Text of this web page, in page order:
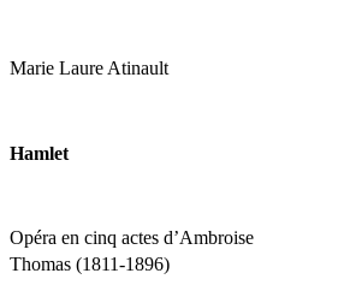
Marie Laure Atinault
Hamlet
Opéra en cinq actes d’Ambroise
Thomas (1811-1896)